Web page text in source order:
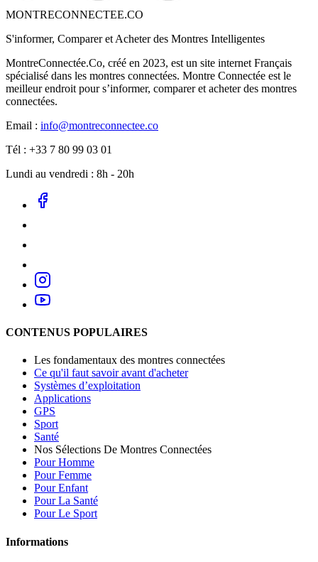
MONTRECONNECTEE.CO
S'informer, Comparer et Acheter des Montres Intelligentes
MontreConnectée.Co, créé en 2023, est un site internet Français
spécialisé dans les montres connectées. Montre Connectée est le
meilleur endroit pour s’informer, comparer et acheter des montres
connectées.
Email : info@montreconnectee.co
Tél : +33 7 80 99 03 01
Lundi au vendredi : 8h - 20h
CONTENUS POPULAIRES
Les fondamentaux des montres connectées
Ce qu'il faut savoir avant d'acheter
Systèmes d’exploitation
Applications
GPS
Sport
Santé
Nos Sélections De Montres Connectées
Pour Homme
Pour Femme
Pour Enfant
Pour La Santé
Pour Le Sport
Informations